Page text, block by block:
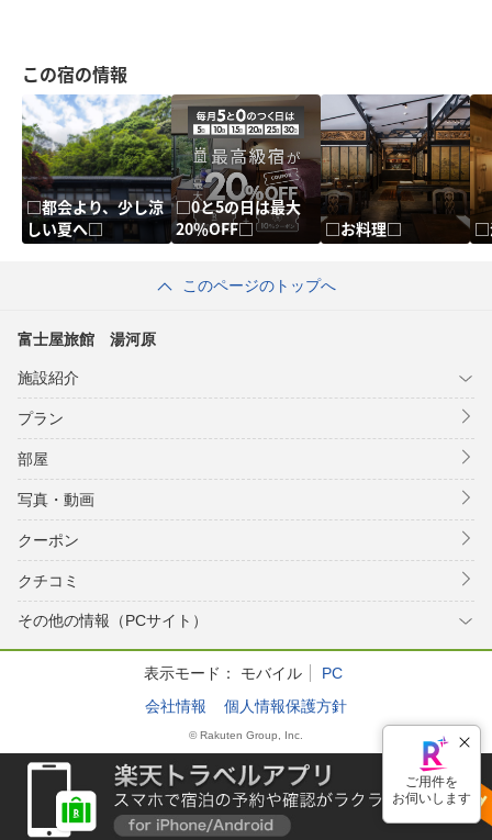
この宿の情報
□都会より、少し涼
しい夏へ□
□0と5の日は最大
20％OFF□
□お料理□ □
このページのトップへ
富士屋旅館 湯河原
施設紹介
プラン
部屋
写真・動画
クーポン
クチコミ
その他の情報（PCサイト）
表示モード： モバイル
PC
会社情報
個人情報保護方針
© Rakuten Group, Inc.
ご用件を
お伺いします